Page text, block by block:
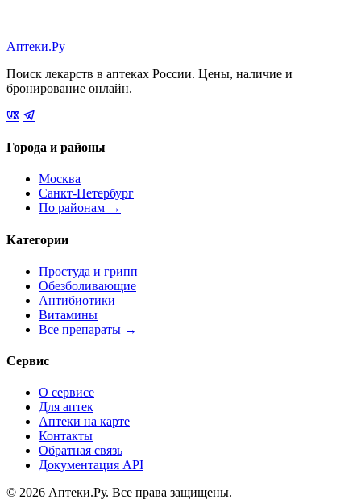
Аптеки.Ру
Поиск лекарств в аптеках России. Цены, наличие и
бронирование онлайн.
Города и районы
Москва
Санкт-Петербург
По районам →
Категории
Простуда и грипп
Обезболивающие
Антибиотики
Витамины
Все препараты →
Сервис
О сервисе
Для аптек
Аптеки на карте
Контакты
Обратная связь
Документация API
© 2026 Аптеки.Ру. Все права защищены.